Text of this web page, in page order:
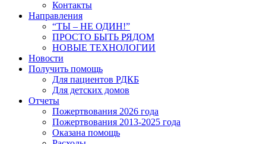
Контакты
Направления
“ТЫ – НЕ ОДИН!”
ПРОСТО БЫТЬ РЯДОМ
НОВЫЕ ТЕХНОЛОГИИ
Новости
Получить помощь
Для пациентов РДКБ
Для детских домов
Отчеты
Пожертвования 2026 года
Пожертвования 2013-2025 года
Оказана помощь